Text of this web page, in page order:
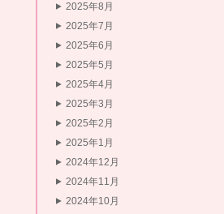
2025年8月
2025年7月
2025年6月
2025年5月
2025年4月
2025年3月
2025年2月
2025年1月
2024年12月
2024年11月
2024年10月